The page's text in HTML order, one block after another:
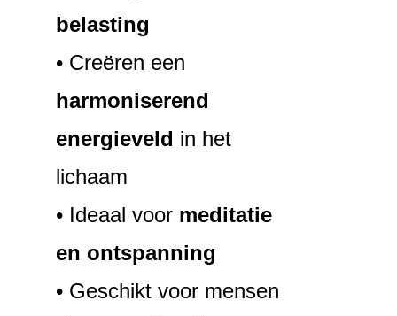
belasting
• Creëren een
harmoniserend
energieveld in het
lichaam
• Ideaal voor meditatie
en ontspanning
• Geschikt voor mensen